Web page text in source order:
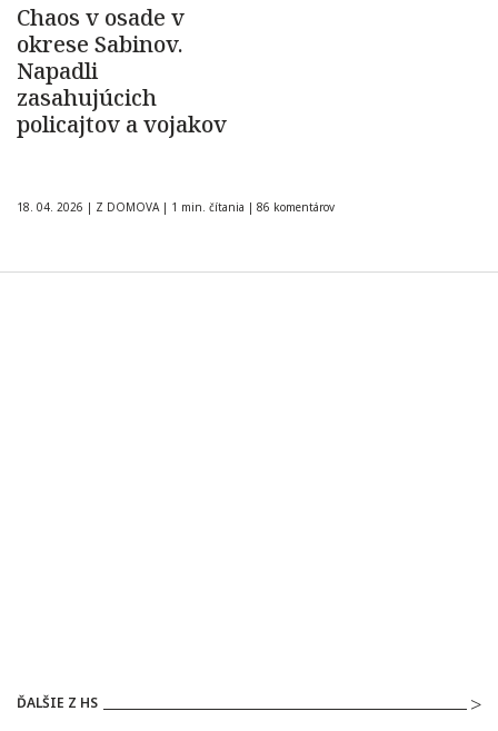
Chaos v osade v
okrese Sabinov.
Napadli
zasahujúcich
policajtov a vojakov
18. 04. 2026 | Z DOMOVA | 1 min. čítania | 86 komentárov
ĎALŠIE Z HS